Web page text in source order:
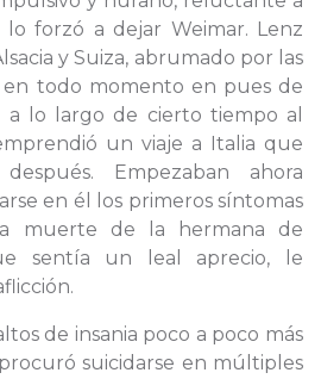
lo forzó a dejar Weimar. Lenz
y Suiza, abrumado por las
en todo momento en pues de
a lo largo de cierto tiempo al
un viaje a Italia que
Empezaban ahora
en él los primeros síntomas
muerte de la hermana de
sentía un leal aprecio, le
de insania poco a poco más
suicidarse en múltiples